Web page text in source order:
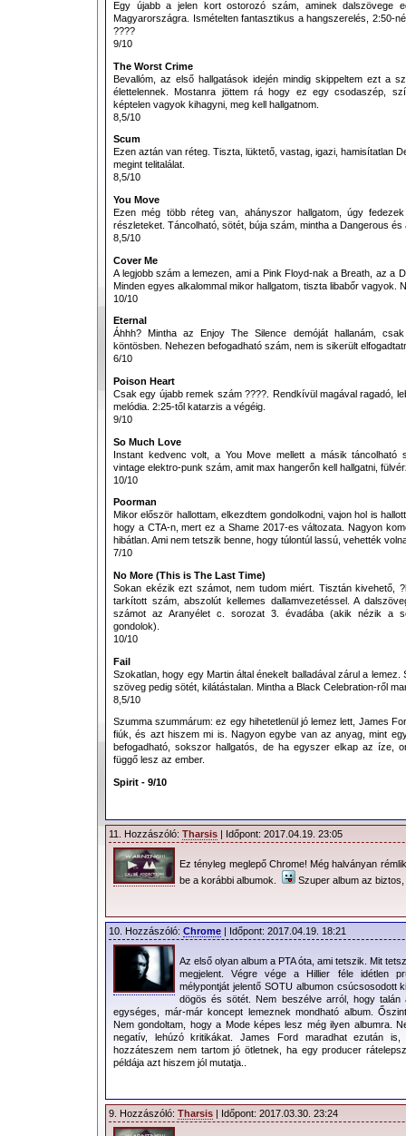
Egy újabb a jelen kort ostorozó szám, aminek dalszövege
Magyarországra. Ismételten fantasztikus a hangszerelés, 2:50-
????
9/10
The Worst Crime
Bevallóm, az első hallgatások idején mindig skippeltem ezt a
élettelennek. Mostanra jöttem rá hogy ez egy csodaszép,
képtelen vagyok kihagyni, meg kell hallgatnom.
8,5/10
Scum
Ezen aztán van réteg. Tiszta, lüktető, vastag, igazi, hamisítatlan
megint telitalálat.
8,5/10
You Move
Ezen még több réteg van, ahányszor hallgatom, úgy
részleteket. Táncolható, sötét, búja szám, mintha a Dangerous és
8,5/10
Cover Me
A legjobb szám a lemezen, ami a Pink Floyd-nak a Breath, az a
Minden egyes alkalommal mikor hallgatom, tiszta libabőr vagyok.
10/10
Eternal
Áhhh? Mintha az Enjoy The Silence demóját hallanám,
köntösben. Nehezen befogadható szám, nem is sikerült
6/10
Poison Heart
Csak egy újabb remek szám ????. Rendkívül magával ragadó,
melódia. 2:25-től katarzis a végéig.
9/10
So Much Love
Instant kedvenc volt, a You Move mellett a másik táncolható
vintage elektro-punk szám, amit max hangerőn kell hallgatni,
10/10
Poorman
Mikor először hallottam, elkezdtem gondolkodni, vajon hol is
hogy a CTA-n, mert ez a Shame 2017-es változata. Nagyon
hibátlan. Ami nem tetszik benne, hogy túlontúl lassú, vehették
7/10
No More (This is The Last Time)
Sokan ekézik ezt számot, nem tudom miért. Tisztán kivehető,
tarkított szám, abszolút kellemes dallamvezetéssel. A
számot az Aranyélet c. sorozat 3. évadába (akik nézik a
gondolok).
10/10
Fail
Szokatlan, hogy egy Martin által énekelt balladával zárul a
szöveg pedig sötét, kilátástalan. Mintha a Black Celebration-ről
8,5/10
Szumma szummárum: ez egy hihetetlenül jó lemez lett, James
fiúk, és azt hiszem mi is. Nagyon egybe van az anyag, mint
befogadható, sokszor hallgatós, de ha egyszer elkap az íze,
függő lesz az ember.
Spirit - 9/10
11. Hozzászóló: Tharsis | Időpont: 2017.04.19. 23:05
Ez tényleg meglepő Chrome! Még halványan
be a korábbi albumok.
Szuper album az
10. Hozzászóló: Chrome | Időpont: 2017.04.19. 18:21
Az első olyan album a PTA óta, ami tetszik. Mit
megjelent. Végre vége a Hillier féle idétlen
mélypontját jelentő SOTU albumon csúcsosodott
dögös és sötét. Nem beszélve arról, hogy
egységes, már-már koncept lemeznek mondható album.
Nem gondoltam, hogy a Mode képes lesz még ilyen albumra.
negatív, lehúzó kritikákat. James Ford maradhat ezután
hozzáteszem nem tartom jó ötletnek, ha egy producer
példája azt hiszem jól mutatja..
9. Hozzászóló: Tharsis | Időpont: 2017.03.30. 23:24